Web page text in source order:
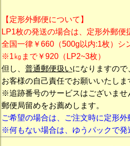
【定形外郵便について】
LP1枚の発送の場合は、定形外郵便
全国一律￥660（500g以内:1枚）シ
※1㎏まで￥920（LP2~3枚）
但し、 普通郵便扱いになりますの
お客様の自己責任でお願いいたしま
※追跡番号のサービスはございませ
郵便局留めをお薦めします。
ご希望の場合は、ご注文時に定形
※何もない場合は、ゆうパックで発